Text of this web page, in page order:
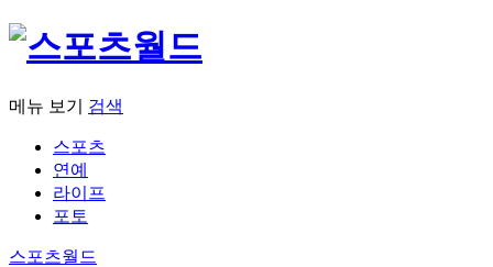
메뉴 보기 검색
스포츠
연예
라이프
포토
스포츠월드